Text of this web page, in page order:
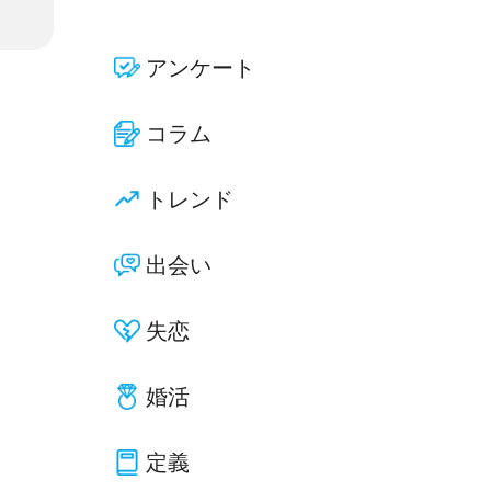
アンケート
コラム
トレンド
出会い
失恋
婚活
定義